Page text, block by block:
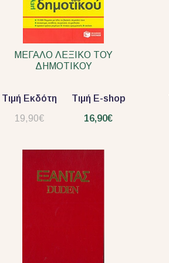
ΜΕΓΑΛΟ ΛΕΞΙΚΟ ΤΟΥ
ΔΗΜΟΤΙΚΟΥ
Τιμή Εκδότη
19,90€
Τιμή E-shop
16,90€